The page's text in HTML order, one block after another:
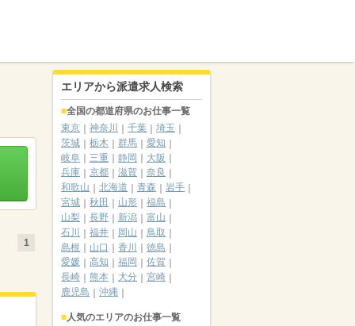
1
エリアから派遣求人検索
全国の都道府県のお仕事一覧
東京
神奈川 千葉
埼玉
茨城
栃木 群馬
愛知
岐阜
三重 静岡
大阪
兵庫
京都 滋賀
奈良
和歌山
北海道 青森
岩手
宮城
秋田 山形
福島
山梨
長野 新潟
富山
石川
福井 岡山
鳥取
島根
山口 香川
徳島
愛媛
高知 福岡
佐賀
長崎
熊本 大分
宮崎
鹿児島
沖縄
人気のエリアのお仕事一覧